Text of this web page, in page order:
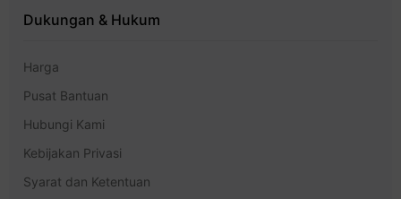
Dukungan & Hukum
Harga
Pusat Bantuan
Hubungi Kami
Kebijakan Privasi
Syarat dan Ketentuan